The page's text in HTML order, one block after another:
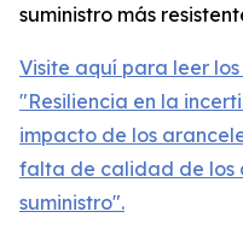
suministro más
Visite aquí para leer
"Resiliencia en la
impacto de los
falta de calidad de los
suministro".